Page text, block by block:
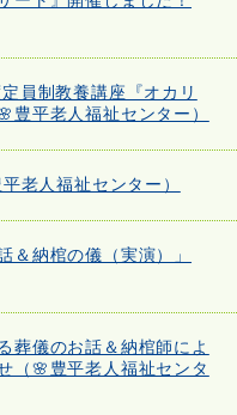
員制教養講座『オカリ
豊平老人福祉センター）
老人福祉センター）
＆納棺の儀（実演）」
葬儀のお話＆納棺師によ
（🌸豊平老人福祉センタ